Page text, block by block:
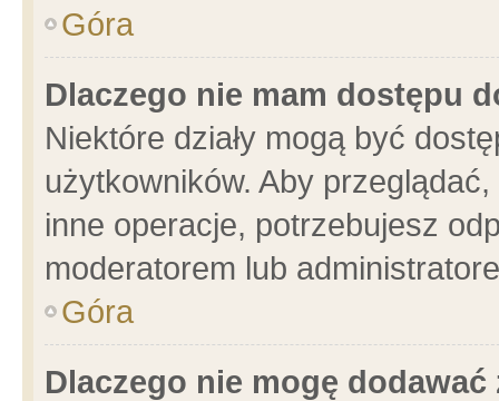
Góra
Dlaczego nie mam dostępu
Niektóre działy mogą być
użytkowników. Aby
inne operacje, potrzebujesz
moderatorem lub
Góra
Dlaczego nie mogę dodawać